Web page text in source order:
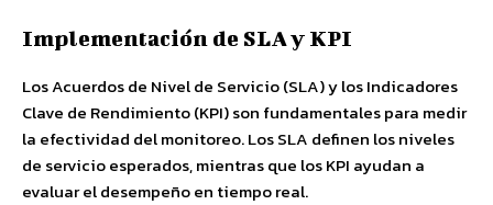
Implementación de SLA y KPI
Los Acuerdos de Nivel de Servicio (SLA) y los Indicadores
Clave de Rendimiento (KPI) son fundamentales para medir
la efectividad del monitoreo. Los SLA definen los niveles
de servicio esperados, mientras que los KPI ayudan a
evaluar el desempeño en tiempo real.